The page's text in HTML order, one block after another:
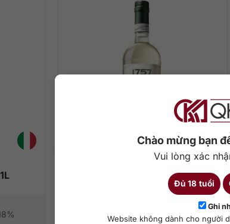
Chào mừng bạn
Vui lòng xác
Đủ 18 tuổi
Ghi
Website không dành cho người
Cinzano 1757 Vermouth di
Torino Extra Dry 1L
1000 ml 18%